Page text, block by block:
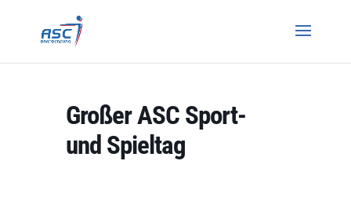
Großer ASC Sport-
und Spieltag